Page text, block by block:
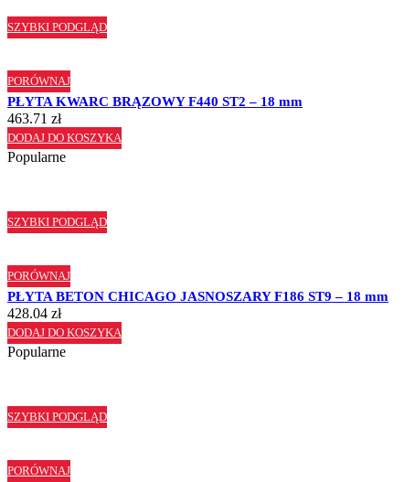
SZYBKI PODGLĄD
PORÓWNAJ
PŁYTA KWARC BRĄZOWY F440 ST2 – 18 mm
463.71 zł
DODAJ DO KOSZYKA
Popularne
SZYBKI PODGLĄD
PORÓWNAJ
PŁYTA BETON CHICAGO JASNOSZARY F186 ST9 – 18 mm
428.04 zł
DODAJ DO KOSZYKA
Popularne
SZYBKI PODGLĄD
PORÓWNAJ